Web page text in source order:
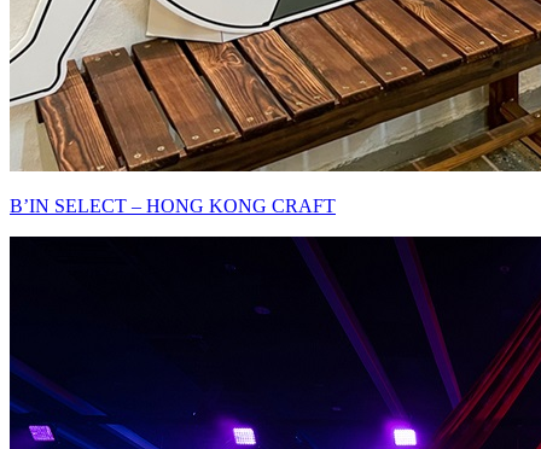
B’IN SELECT – HONG KONG CRAFT